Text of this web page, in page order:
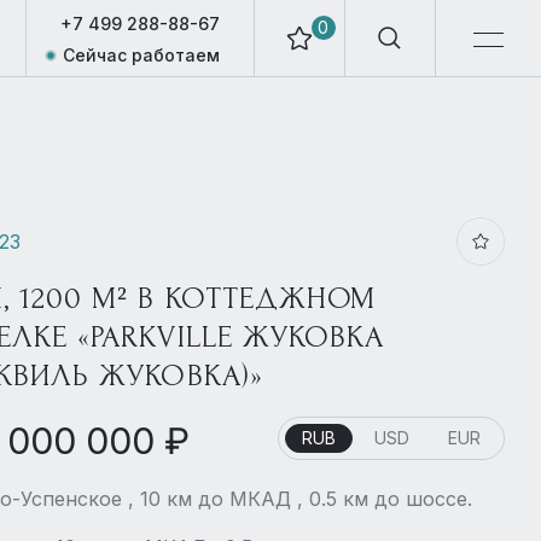
0
+7 499 288-88-67
Сейчас работаем
1200 М² В КОТТЕДЖНОМ
«PARKVILLE ЖУКОВКА
ЖУКОВКА)»
000 000 ₽ RUB USD EUR
Успенское , 10 км до МКАД , 0.5 км до шоссе.